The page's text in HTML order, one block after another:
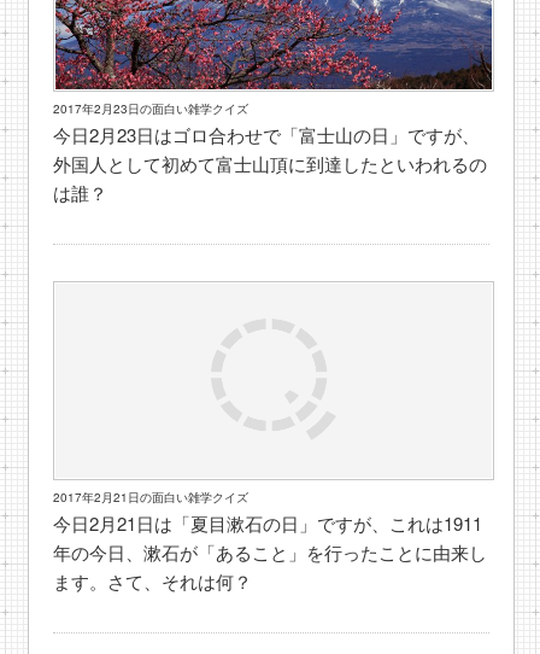
2017年2月23日の面白い雑学クイズ
今日2月23日はゴロ合わせで「富士山の日」ですが、
外国人として初めて富士山頂に到達したといわれるの
は誰？
2017年2月21日の面白い雑学クイズ
今日2月21日は「夏目漱石の日」ですが、これは1911
年の今日、漱石が「あること」を行ったことに由来し
ます。さて、それは何？